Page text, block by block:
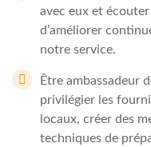
avec eux et
d’améliorer
notre service.
Être ambassadeur
privilégier les
locaux, créer des
techniques de